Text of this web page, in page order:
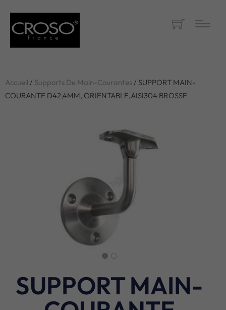
Accueil / Supports De Main-Courantes/ SUPPORT MAIN-
COURANTE D42,4MM, ORIENTABLE,AISI304 BROSSE
SUPPORT MAIN-